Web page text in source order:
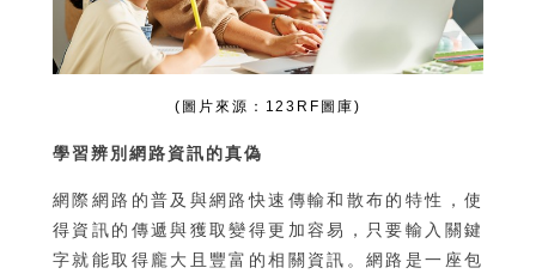
(圖片來源：123RF圖庫)
學習辨別網路資訊的真偽
網際網路的普及與網路快速傳輸和散布的特性，使
得資訊的傳遞與獲取變得更加容易，只要輸入關鍵
字就能取得龐大且豐富的相關資訊。網路是一座包